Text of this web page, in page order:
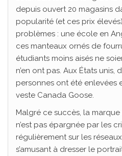
depuis ouvert 20 magasins
popularité (et ces prix
problèmes : une école en
ces manteaux ornés de
étudiants moins aisés ne
n’en ont pas. Aux États unis,
personnes ont été enlevées
veste Canada Goose.
Malgré ce succès, la
n’est pas épargnée par les
régulièrement sur les
s’amusant à dresser le